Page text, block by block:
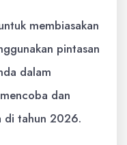
membiasakan
pintasan
dalam
dan
di tahun 2026.